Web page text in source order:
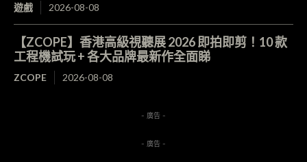
遊戲 2026-08-08
【ZCOPE】香港高級視聽展 2026 即拍即剪！10 款
工程機試玩 + 各大品牌最新作全面睇
ZCOPE 2026-08-08
- 廣告 -
- 廣告 -